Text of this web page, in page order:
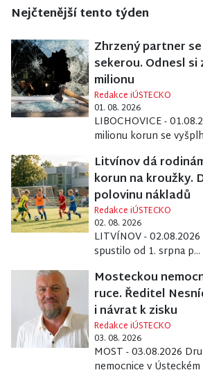
Nejčtenější tento týden
Zhrzený partner
sekerou. Odnesl
milionu
Redakce iÚSTECKO
01. 08. 2026
LIBOCHOVICE -
milionu korun se
Litvínov dá
korun na kroužky.
polovinu nákladů
Redakce iÚSTECKO
02. 08. 2026
LITVÍNOV -
spustilo od 1. srpna p...
Mosteckou
ruce. Ředitel
i návrat k zisku
Redakce iÚSTECKO
03. 08. 2026
MOST - 03.08.2026
nemocnice v Ústeckém